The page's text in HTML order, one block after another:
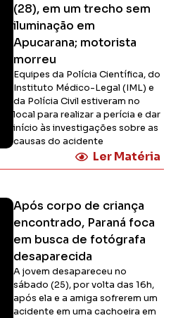
(28), em um trecho sem
iluminação em
Apucarana; motorista
morreu
Equipes da Polícia Científica, do
Instituto Médico-Legal (IML) e
da Polícia Civil estiveram no
local para realizar a perícia e dar
início às investigações sobre as
causas do acidente
Ler Matéria
Após corpo de criança
encontrado, Paraná foca
em busca de fotógrafa
desaparecida
A jovem desapareceu no
sábado (25), por volta das 16h,
após ela e a amiga sofrerem um
acidente em uma cachoeira em